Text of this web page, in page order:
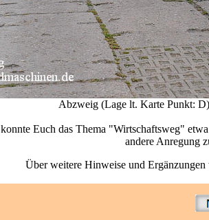
Abzweig (Lage lt. Karte Punkt: D)
Euch das Thema "Wirtschaftsweg"
andere Anregung
Über weitere Hinweise und